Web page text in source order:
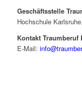
Geschäftsstelle
Hochschule
Kontakt Traumberuf
E-Mail: